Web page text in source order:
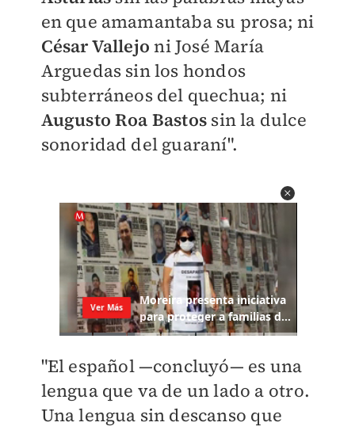
en que amamantaba su prosa; ni
César Vallejo ni José María
Arguedas sin los hondos
subterráneos del quechua; ni
Augusto Roa Bastos sin la dulce
sonoridad del guaraní".
"El español —concluyó— es una
lengua que va de un lado a otro.
Una lengua sin descanso que